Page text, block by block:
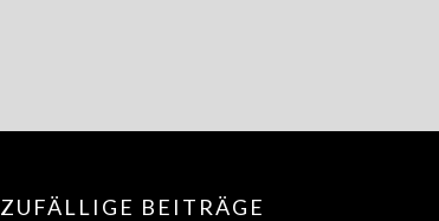
ZUFÄLLIGE BEITRÄGE